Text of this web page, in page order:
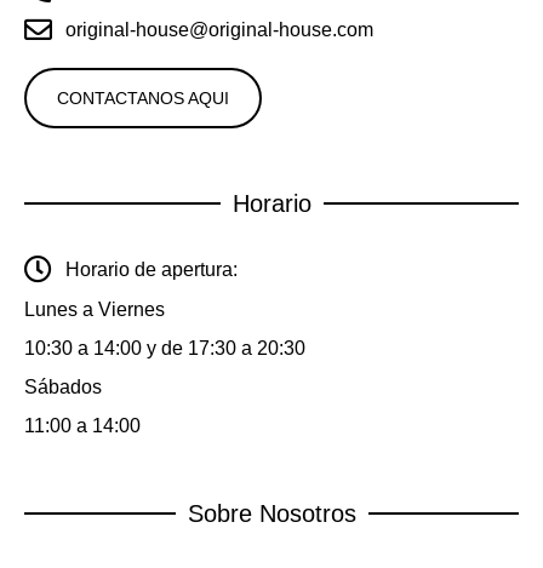
original-house@original-house.com
CONTACTANOS AQUI
Horario
Horario de apertura:
Lunes a Viernes
10:30 a 14:00 y de 17:30 a 20:30
Sábados
11:00 a 14:00
Sobre Nosotros